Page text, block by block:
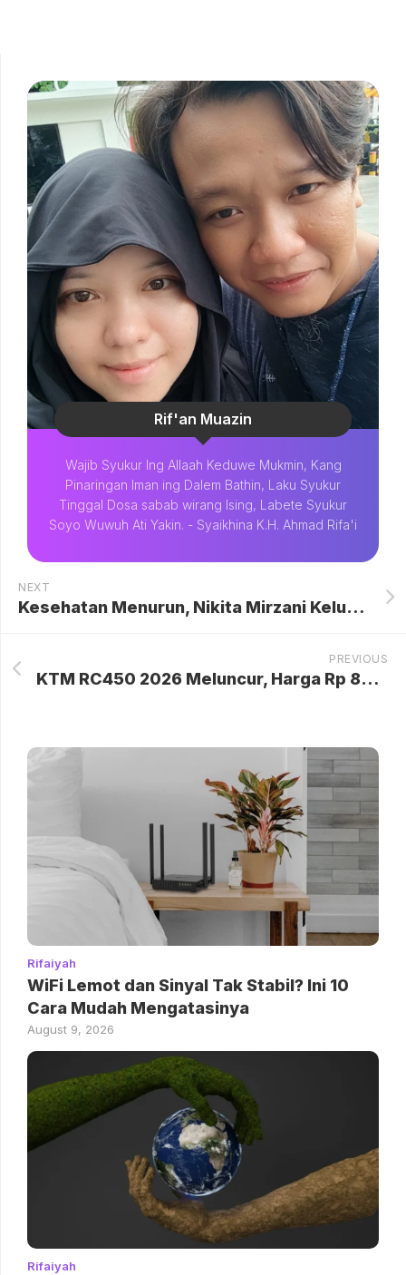
Rif'an Muazin
Wajib Syukur Ing Allaah Keduwe Mukmin, Kang
Pinaringan Iman ing Dalem Bathin, Laku Syukur
Tinggal Dosa sabab wirang Ising, Labete Syukur
Soyo Wuwuh Ati Yakin. - Syaikhina K.H. Ahmad Rifa'i
NEXT
Kesehatan Menurun, Nikita Mirzani Keluhkan Sakit Punggung di Rutan
PREVIOUS
KTM RC450 2026 Meluncur, Harga Rp 87 Jutaan dengan Mesin Dua Silinder dan Fitur Canggih
Rifaiyah
WiFi Lemot dan Sinyal Tak Stabil? Ini 10
Cara Mudah Mengatasinya
August 9, 2026
Rifaiyah